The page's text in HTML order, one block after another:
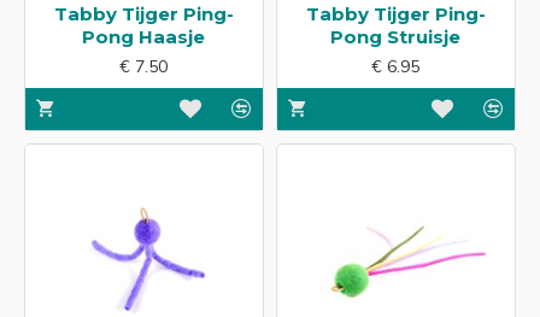
Tabby Tijger Ping-
Pong Haasje
€ 7.50
Tabby Tijger Ping-
Pong Struisje
€ 6.95